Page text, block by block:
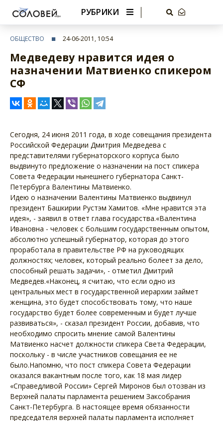
РУБРИКИ
ОБЩЕСТВО 24-06-2011, 10:54
Медведеву нравится идея о
назначении Матвиенко спикером
СФ
Сегодня, 24 июня 2011 года, в ходе совещания президента
Российской Федерации Дмитрия Медведева с
представителями губернаторского корпуса было
выдвинуто предложение о назначении на пост спикера
Совета Федерации нынешнего губернатора Санкт-
Петербурга Валентины Матвиенко.
Идею о назначении Валентины Матвиенко выдвинул
президент Башкирии Рустэм Хамитов. «Мне нравится эта
идея», - заявил в ответ глава государства.«Валентина
Ивановна - человек с большим государственным опытом,
абсолютно успешный губернатор, которая до этого
проработала в правительстве РФ на руководящих
должностях; человек, который реально болеет за дело,
способный решать задачи», - отметил Дмитрий
Медведев.«Наконец, я считаю, что если одно из
центральных мест в государственной иерархии займет
женщина, это будет способствовать тому, что наше
государство будет более современным и будет лучше
развиваться», - сказал президент России, добавив, что
необходимо спросить мнение самой Валентины
Матвиенко насчет должности спикера Света Федерации,
поскольку - в числе участников совещания ее не
было.Напомню, что пост спикера Совета Федерации
оказался вакантным после того, как 18 мая лидер
«Справедливой России» Сергей Миронов был отозван из
Верхней палаты парламента решением Заксобрания
Санкт-Петербурга. В настоящее время обязанности
председателя верхней палаты парламента исполняет